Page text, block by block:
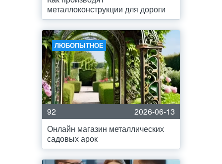
металлоконструкции для дороги
ЛЮБОПЫТНОЕ
92
2026-06-13
Онлайн магазин металлических
садовых арок